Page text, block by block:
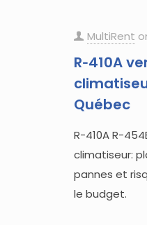
MultiRent
R‑410A
Québec
R-410A R-
climatiseur:
pannes et
le budget.